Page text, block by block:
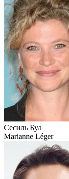
Сесиль Буа
Marianne Léger